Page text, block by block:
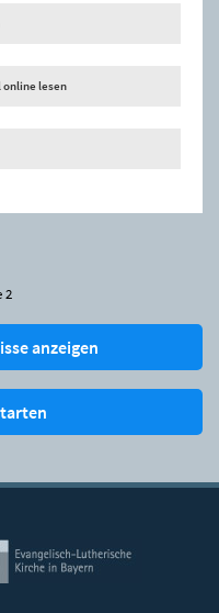
online lesen
2
anzeigen